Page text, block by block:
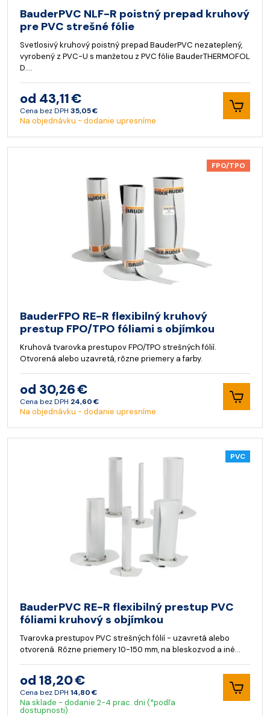
BauderPVC NLF-R poistný prepad kruhový
pre PVC strešné fólie
Svetlosivý kruhový poistný prepad BauderPVC nezateplený,
vyrobený z PVC-U s manžetou z PVC fólie BauderTHERMOFOL
D.…
od 43,11 €
Cena bez DPH 35,05 €
Na objednávku - dodanie upresníme
FPO/TPO
BauderFPO RE-R flexibilný kruhový
prestup FPO/TPO fóliami s objímkou
Kruhová tvarovka prestupov FPO/TPO strešných fólií.
Otvorená alebo uzavretá, rôzne priemery a farby.
od 30,26 €
Cena bez DPH 24,60 €
Na objednávku - dodanie upresníme
PVC
BauderPVC RE-R flexibilný prestup PVC
fóliami kruhový s objímkou
Tvarovka prestupov PVC strešných fólií - uzavretá alebo
otvorená. Rôzne priemery 10-150 mm, na bleskozvod a iné…
od 18,20 €
Cena bez DPH 14,80 €
Na sklade - dodanie 2-4 prac. dni (*podľa
dostupnosti)